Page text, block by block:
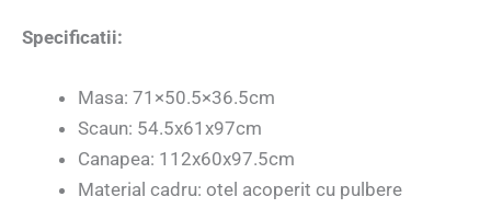
Specificatii:
Masa: 71×50.5×36.5cm
Scaun: 54.5x61x97cm
Canapea: 112x60x97.5cm
Material cadru: otel acoperit cu pulbere